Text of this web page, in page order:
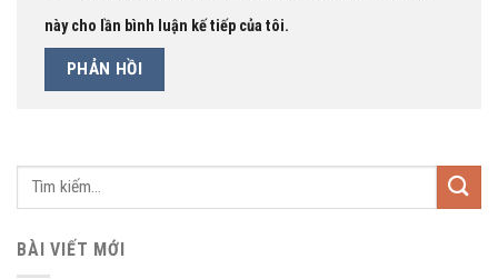
này cho lần bình luận kế tiếp của tôi.
BÀI VIẾT MỚI